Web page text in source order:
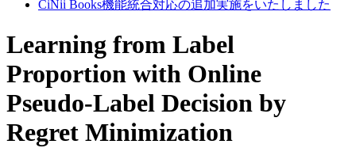
CiNii Books機能統合対応の追加実施をいたしました
Learning from Label
Proportion with Online
Pseudo-Label Decision by
Regret Minimization